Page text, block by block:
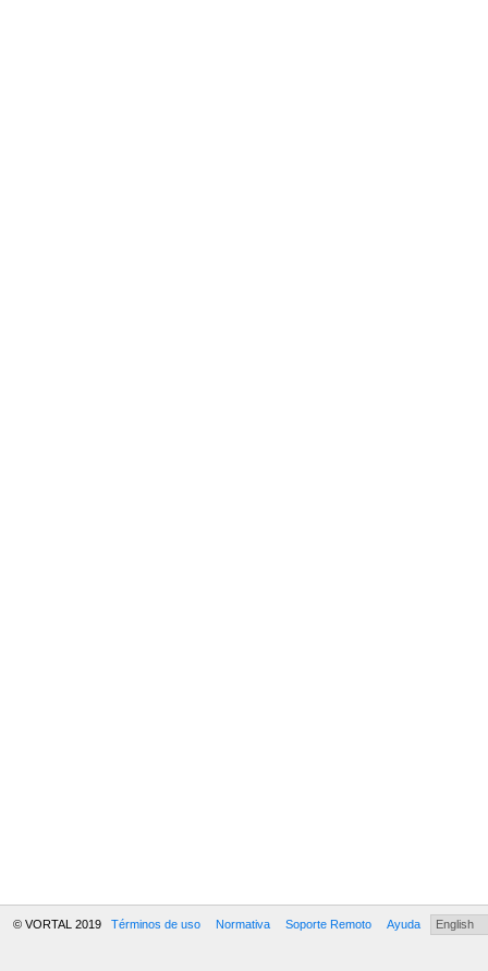
© VORTAL 2019 Términos de uso Normativa Soporte Remoto Ayuda